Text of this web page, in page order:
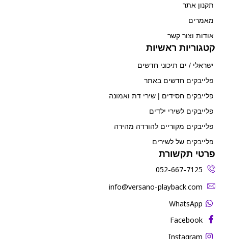
תקנון אתר
מאמרים
אודות וצור קשר
קטגוריות ראשיות
ישראלי / ים תיכוני חדשים
פלייבקים חדשים באתר
פלייבקים חסידים | שירי דת ואמונה
פלייבקים לשירי ילדים
פלייבקים מקוריים להורדה מהירה
פלייבקים של לשירים
פרטי תקשורת
052-667-7125
‫info@versano-playback.com‬
WhatsApp
Facebook
Instagram